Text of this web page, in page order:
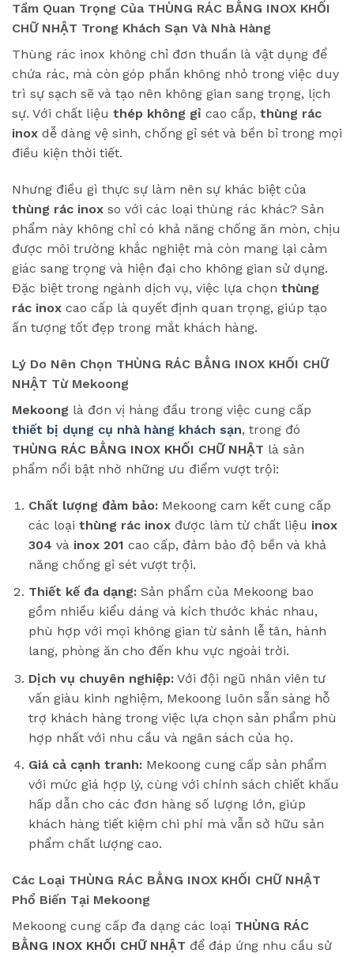
Tầm Quan Trọng Của THÙNG RÁC BẰNG INOX KHỐI
CHỮ NHẬT Trong Khách Sạn Và Nhà Hàng
Thùng rác inox không chỉ đơn thuần là vật dụng để
chứa rác, mà còn góp phần không nhỏ trong việc duy
trì sự sạch sẽ và tạo nên không gian sang trọng, lịch
sự. Với chất liệu thép không gỉ cao cấp, thùng rác
inox dễ dàng vệ sinh, chống gỉ sét và bền bỉ trong mọi
điều kiện thời tiết.
Nhưng điều gì thực sự làm nên sự khác biệt của
thùng rác inox so với các loại thùng rác khác? Sản
phẩm này không chỉ có khả năng chống ăn mòn, chịu
được môi trường khắc nghiệt mà còn mang lại cảm
giác sang trọng và hiện đại cho không gian sử dụng.
Đặc biệt trong ngành dịch vụ, việc lựa chọn thùng
rác inox cao cấp là quyết định quan trọng, giúp tạo
ấn tượng tốt đẹp trong mắt khách hàng.
Lý Do Nên Chọn THÙNG RÁC BẰNG INOX KHỐI CHỮ
NHẬT Từ Mekoong
Mekoong là đơn vị hàng đầu trong việc cung cấp
thiết bị dụng cụ nhà hàng khách sạn, trong đó
THÙNG RÁC BẰNG INOX KHỐI CHỮ NHẬT là sản
phẩm nổi bật nhờ những ưu điểm vượt trội:
Chất lượng đảm bảo:Mekoong cam kết cung cấp
các loại thùng rác inoxđược làm từ chất liệu inox
304 và inox 201 cao cấp, đảm bảo độ bền và khả
năng chống gỉ sét vượt trội.
Thiết kế đa dạng:Sản phẩm của Mekoong bao
gồm nhiều kiểu dáng và kích thước khác nhau,
phù hợp với mọi không gian từ sảnh lễ tân, hành
lang, phòng ăn cho đến khu vực ngoài trời.
Dịch vụ chuyên nghiệp:Với đội ngũ nhân viên tư
vấn giàu kinh nghiệm, Mekoong luôn sẵn sàng hỗ
trợ khách hàng trong việc lựa chọn sản phẩm phù
hợp nhất với nhu cầu và ngân sách của họ.
Giá cả cạnh tranh:Mekoong cung cấp sản phẩm
với mức giá hợp lý, cùng với chính sách chiết khấu
hấp dẫn cho các đơn hàng số lượng lớn, giúp
khách hàng tiết kiệm chi phí mà vẫn sở hữu sản
phẩm chất lượng cao.
Các Loại THÙNG RÁC BẰNG INOX KHỐI CHỮ NHẬT
Phổ Biến Tại Mekoong
Mekoong cung cấp đa dạng các loại THÙNG RÁC
BẰNG INOX KHỐI CHỮ NHẬT để đáp ứng nhu cầu sử